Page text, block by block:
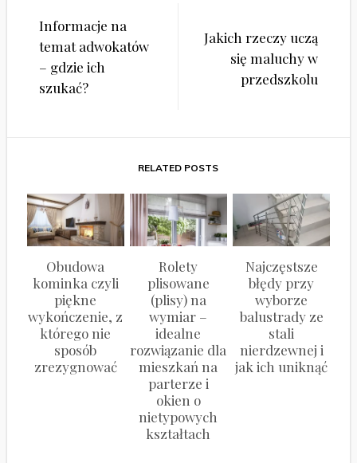
Nawigacja
wpisu
Informacje na
temat adwokatów
– gdzie ich
szukać?
Jakich rzeczy uczą
się maluchy w
przedszkolu
RELATED POSTS
Obudowa
kominka czyli
piękne
wykończenie, z
którego nie
sposób
zrezygnować
Rolety
plisowane
(plisy) na
wymiar –
idealne
rozwiązanie dla
mieszkań na
parterze i
okien o
nietypowych
kształtach
Najczęstsze
błędy przy
wyborze
balustrady ze
stali
nierdzewnej i
jak ich uniknąć